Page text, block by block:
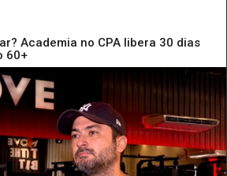
Academia no CPA libera 30 dias
60+